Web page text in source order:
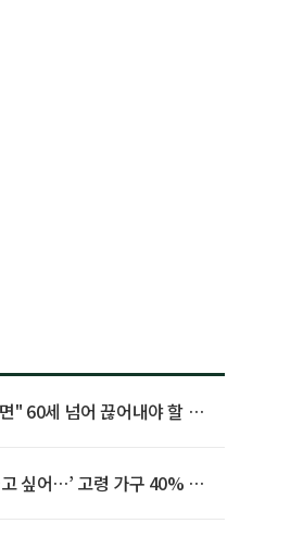
" 60세 넘어 끊어내야 할 사
싶어…’ 고령 가구 40% 노